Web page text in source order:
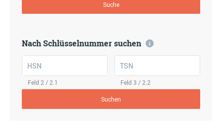
Suche
Nach Schlüsselnummer suchen
HSN
Feld 2 / 2.1
TSN
Feld 3 / 2.2
Suchen